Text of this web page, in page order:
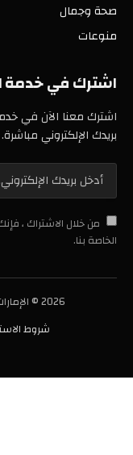
صحة وجمال
منوعات
اشترك في خدمة
اشترك معنا الآن في
بريدك الإلكتروني مباشرة.
من خلال الاشتراك ،
الخاصة بنا.
2026 © الإمارات اليوم. جميع حقوق النشر محفوظة.
شروط